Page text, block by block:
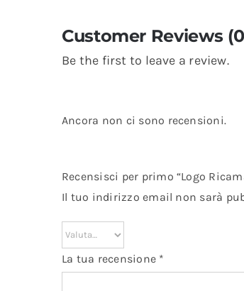
Customer Reviews
Be the first to leave a review.
Ancora non ci sono recensioni.
Recensisci per primo “Logo
Il tuo indirizzo email non sarà
La tua recensione *